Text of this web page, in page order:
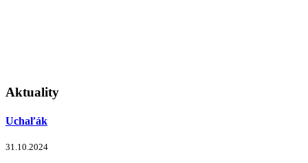
Aktuality
Uchaľák
31.10.2024